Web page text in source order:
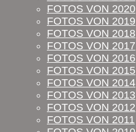
FOTOS VON 2020
FOTOS VON 2019
FOTOS VON 2018
FOTOS VON 2017
FOTOS VON 2016
FOTOS VON 2015
FOTOS VON 2014
FOTOS VON 2013
FOTOS VON 2012
FOTOS VON 2011